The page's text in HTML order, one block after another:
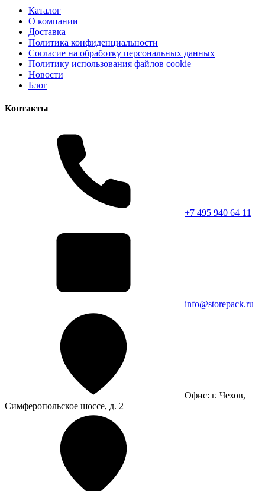
Каталог
О компании
Доставка
Политика конфиденциальности
Согласие на обработку персональных данных
Политику использования файлов cookie
Новости
Блог
Контакты
+7 495 940 64 11
info@storepack.ru
Офис: г. Чехов,
Симферопольское шоссе, д. 2